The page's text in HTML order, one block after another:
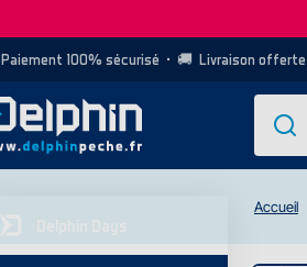
Paiement 100% sécurisé • 🚚 Livraison
Accueil